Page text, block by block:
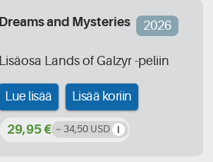
Dreams and Mysteries 2026
Lisäosa Lands of Galzyr -peliin
Lue lisää Lisää koriin
29,95 € ~ 34,50 USD